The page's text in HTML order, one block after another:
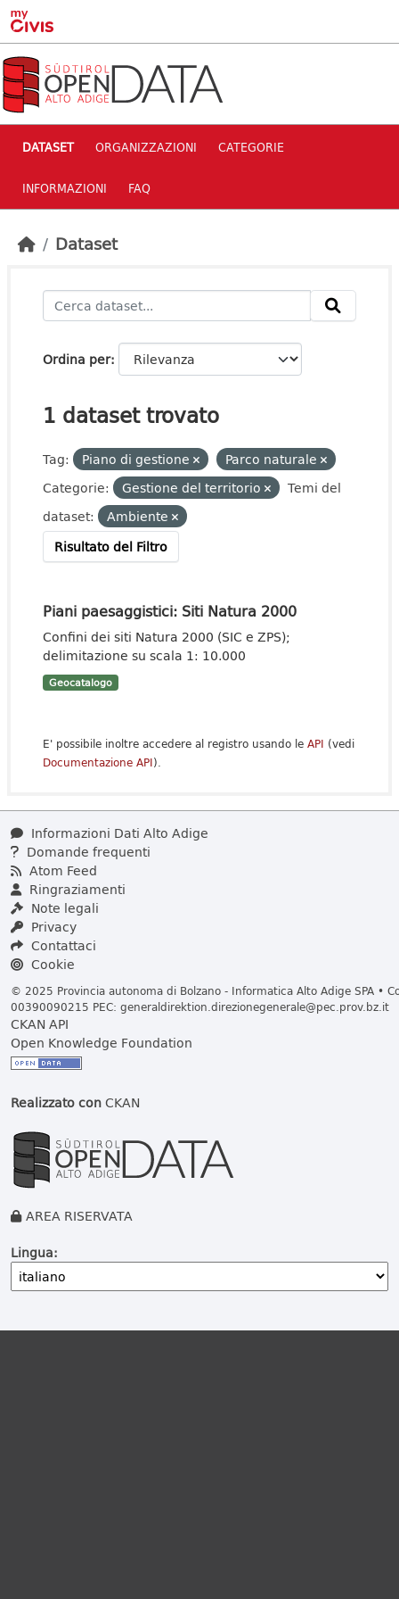
Skip to main content
DATASET ORGANIZZAZIONI CATEGORIE
INFORMAZIONI FAQ
Dataset
Ordina per
1 dataset trovato
Tag: Piano di gestione
Parco naturale
Categorie:
Gestione del territorio
Temi del
dataset:
Ambiente
Risultato del Filtro
Piani paesaggistici: Siti Natura 2000
Confini dei siti Natura 2000 (SIC e ZPS);
delimitazione su scala 1: 10.000
Geocatalogo
E' possibile inoltre accedere al registro usando le API (vedi
Documentazione API).
Informazioni Dati Alto Adige
Domande frequenti
Atom Feed
Ringraziamenti
Note legali
Privacy
Contattaci
Cookie
© 2025 Provincia autonoma di Bolzano - Informatica Alto Adige SPA •
00390090215 PEC: generaldirektion.direzionegenerale@pec.prov.bz.it
CKAN API
Open Knowledge Foundation
Realizzato conCKAN
AREA RISERVATA
Lingua